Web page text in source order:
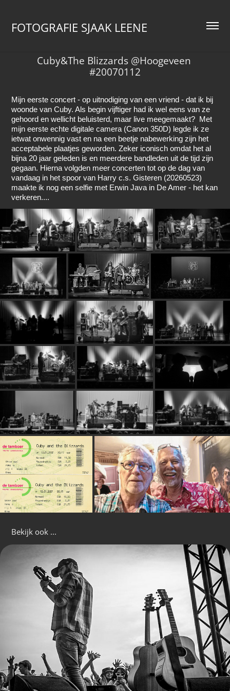
FOTOGRAFIE SJAAK LEENE
Cuby&The Blizzards @Hoogeveen
#20070112
Mijn eerste concert - op uitnodiging van een vriend - dat ik bij
woonde van Cuby. Als begin vijftiger had ik wel eens van ze
gehoord en wellicht beluisterd, maar live meegemaakt? Met
mijn eerste echte digitale camera (Canon 350D) legde ik ze
ietwat onwennig vast en na een beetje nabewerking zijn het
acceptabele plaatjes geworden. Zeker iconisch omdat het al
bijna 20 jaar geleden is en meerdere bandleden uit de tijd zijn
gegaan. Hierna volgden meer concerten tot op de dag van
vandaag in het spoor van Harry c.s. Gisteren (20260523)
maakte ik nog een selfie met Erwin Java in De Amer - het kan
verkeren....
Bekijk ook ...
Strandheem Festival @Opende #20240509